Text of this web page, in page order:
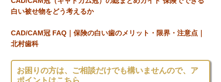
白い被せ物をどう考えるか
CAD/CAM冠 FAQ｜保険の白い歯のメリット・限界・注意点｜
北村歯科
お困りの方は、ご相談だけでも構いませんので、ア